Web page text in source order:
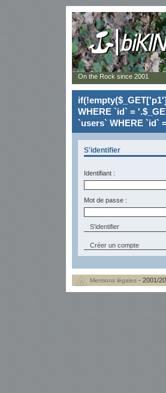
WHERE `id` =
`users` WHERE `id`
S'identifier
Identifiant :
Mot de passe :
Créer un compte
On the Rock since 2001
Mentions légales - 2001/